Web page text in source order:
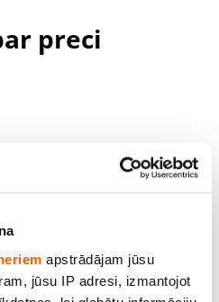
apstrādājam jūsu
jūsu IP adresi, izmantojot
preci